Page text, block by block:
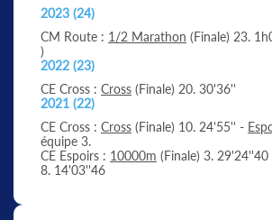
2023 (24)
CM Route : 1/2 Marathon (Finale) 23.
)
2022 (23)
CE Cross : Cross (Finale) 20. 30'36''
2021 (22)
CE Cross : Cross (Finale) 10. 24'55'' -
équipe 3.
CE Espoirs : 10000m (Finale) 3. 29'24''40
8. 14'03''46